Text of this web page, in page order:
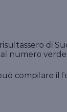
crediti e
di tutela
di
numero
compilare il